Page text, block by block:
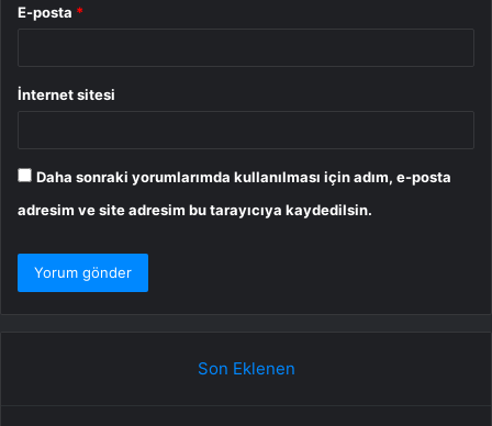
E-posta *
İnternet sitesi
Daha sonraki yorumlarımda kullanılması için adım, e-posta
adresim ve site adresim bu tarayıcıya kaydedilsin.
Son Eklenen